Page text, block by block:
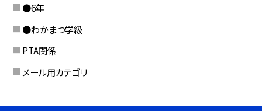
●6年
●わかまつ学級
PTA関係
メール用カテゴリ